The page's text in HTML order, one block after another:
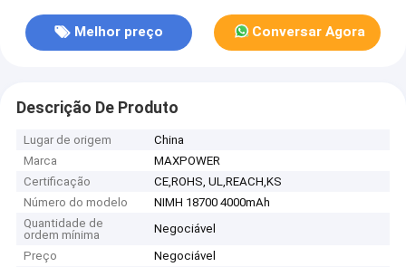
Melhor preço Conversar Agora
Descrição De Produto
Lugar de origem
China
Marca
MAXPOWER
Certificação
CE,ROHS, UL,REACH,KS
Número do modelo
NIMH 18700 4000mAh
Quantidade de
ordem mínima
Negociável
Preço
Negociável